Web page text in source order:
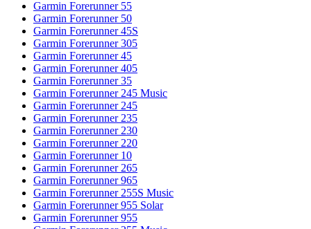
Garmin Forerunner 55
Garmin Forerunner 50
Garmin Forerunner 45S
Garmin Forerunner 305
Garmin Forerunner 45
Garmin Forerunner 405
Garmin Forerunner 35
Garmin Forerunner 245 Music
Garmin Forerunner 245
Garmin Forerunner 235
Garmin Forerunner 230
Garmin Forerunner 220
Garmin Forerunner 10
Garmin Forerunner 265
Garmin Forerunner 965
Garmin Forerunner 255S Music
Garmin Forerunner 955 Solar
Garmin Forerunner 955